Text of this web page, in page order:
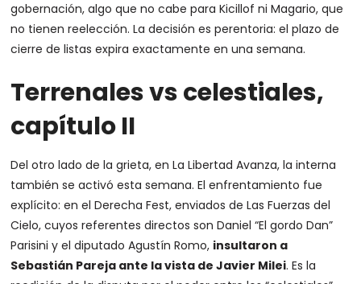
gobernación, algo que no cabe para Kicillof ni Magario, que
no tienen reelección. La decisión es perentoria: el plazo de
cierre de listas expira exactamente en una semana.
Terrenales vs celestiales,
capítulo II
Del otro lado de la grieta, en La Libertad Avanza, la interna
también se activó esta semana. El enfrentamiento fue
explícito: en el Derecha Fest, enviados de Las Fuerzas del
Cielo, cuyos referentes directos son Daniel “El gordo Dan”
Parisini y el diputado Agustín Romo, insultaron a
Sebastián Pareja ante la vista de Javier Milei. Es la